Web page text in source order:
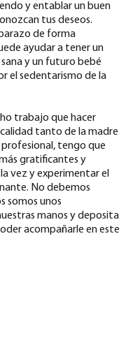
y entablar un buen
tus deseos.
de forma
ayudar a tener un
y un futuro bebé
el sedentarismo de la
trabajo que hacer
tanto de la madre
tengo que
gratificantes y
vez y experimentar el
No debemos
somos unos
manos y deposita
acompañarle en este